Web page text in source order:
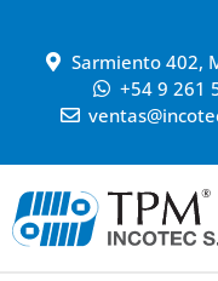
Sarmiento 402,
+54 9 261